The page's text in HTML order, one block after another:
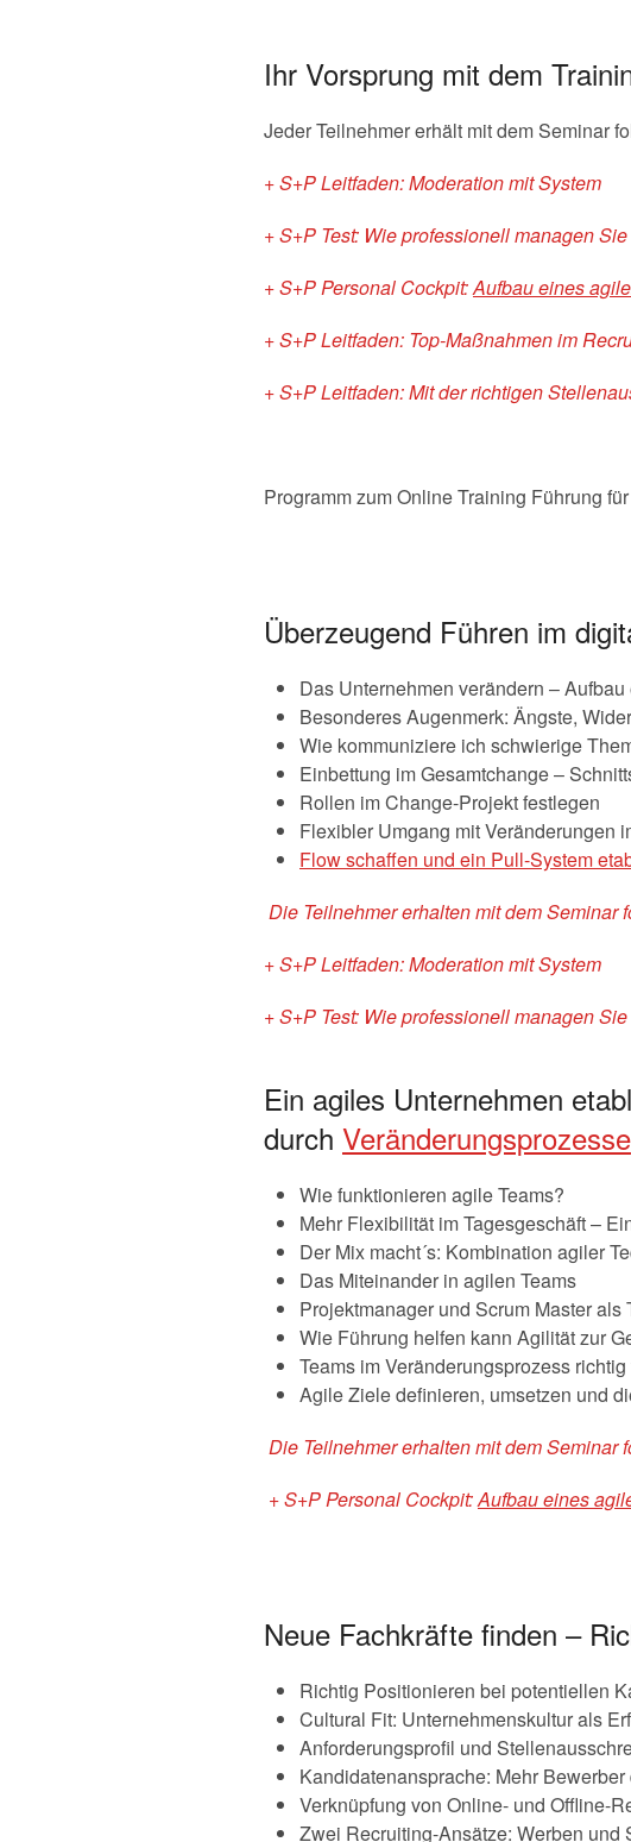
Ihr Vorsprung mit dem
Jeder Teilnehmer erhält mit dem Seminar
+ S+P Leitfaden: Moderation mit System
+ S+P Test: Wie professionell managen
+ S+P Personal Cockpit:Aufbau eines
+ S+P Leitfaden: Top-Maßnahmen im
+ S+P Leitfaden: Mit der richtigen
Programm zum Online Training Führung
Überzeugend Führen im
Das Unternehmen verändern –
Besonderes Augenmerk: Ängste,
Wie kommuniziere ich schwierige
Einbettung im Gesamtchange –
Rollen im Change-Projekt festlegen
Flexibler Umgang mit Veränderungen
Flow schaffen und ein Pull-System
Die Teilnehmer erhalten mit dem Seminar
+ S+P Leitfaden: Moderation mit System
+ S+P Test: Wie professionell managen
Ein agiles Unternehmen
durch Veränderungsprozesse
Wie funktionieren agile Teams?
Mehr Flexibilität im Tagesgeschäft –
Der Mix macht´s: Kombination agiler
Das Miteinander in agilen Teams
Projektmanager und Scrum Master als
Wie Führung helfen kann Agilität zur
Teams im Veränderungsprozess richtig
Agile Ziele definieren, umsetzen und
Die Teilnehmer erhalten mit dem Seminar
+ S+P Personal Cockpit:Aufbau eines
Neue Fachkräfte finden –
Richtig Positionieren bei potentiellen
Cultural Fit: Unternehmenskultur als
Anforderungsprofil und
Kandidatenansprache: Mehr
Verknüpfung von Online- und Offline-
Zwei Recruiting-Ansätze: Werben und